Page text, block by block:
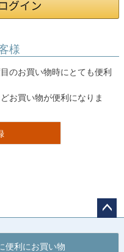
様
のお買い物時にとても便利
お買い物が便利になりま
便利にお買い物